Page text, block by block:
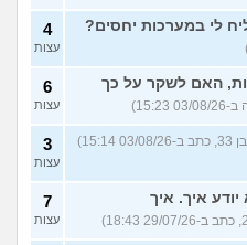
לי במערכות יחסים? 4
עצות
האם לשקר על כך
6
עצות
3
עצות
יודע איך. איך
7
עצות